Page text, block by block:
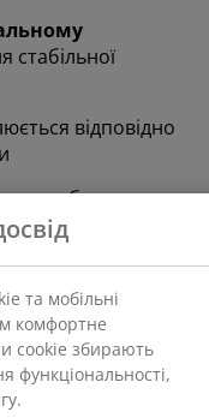
стабільної
відповідно
блокуються,
та легка в
комфортне
cookie
з
Google,
та
більше про
згоду,